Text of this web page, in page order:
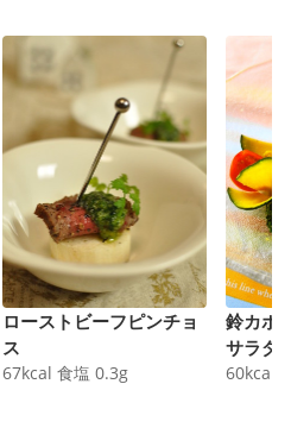
ローストビーフピンチョ
ス
67kcal 食塩 0.3g
鈴カボ
サラダ
60kcal